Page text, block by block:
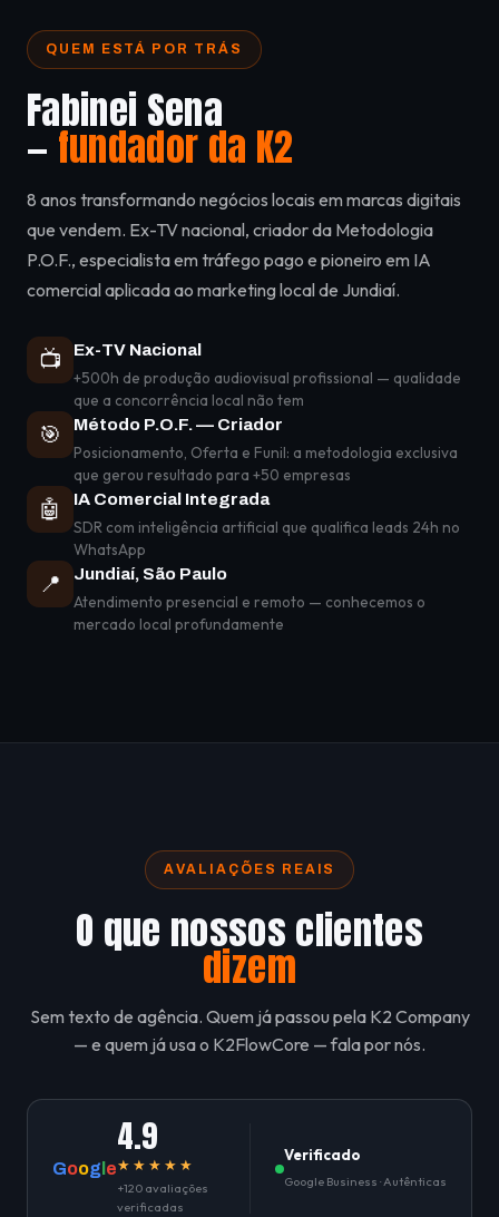
QUEM ESTÁ POR TRÁS
Fabinei Sena
— fundador da K2
8 anos transformando negócios locais em marcas digitais
que vendem. Ex-TV nacional, criador da Metodologia
P.O.F., especialista em tráfego pago e pioneiro em IA
comercial aplicada ao marketing local de Jundiaí.
📺 Ex-TV Nacional
+500h de produção audiovisual profissional — qualidade
que a concorrência local não tem
🎯 Método P.O.F. — Criador
Posicionamento, Oferta e Funil: a metodologia exclusiva
que gerou resultado para +50 empresas
🤖 IA Comercial Integrada
SDR com inteligência artificial que qualifica leads 24h no
WhatsApp
📍 Jundiaí, São Paulo
Atendimento presencial e remoto — conhecemos o
mercado local profundamente
AVALIAÇÕES REAIS
O que nossos clientes
dizem
Sem texto de agência. Quem já passou pela K2 Company
— e quem já usa o K2FlowCore — fala por nós.
Goog e
4.9
★★★★★
+120 avaliações
verificadas
Verificado
Google Business · Autênticas